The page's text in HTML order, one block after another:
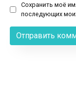
Сохранить моё
последующих